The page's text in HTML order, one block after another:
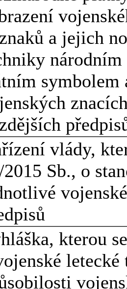
a jejich
symbolem
vlády,
2015 Sb., o
kterou